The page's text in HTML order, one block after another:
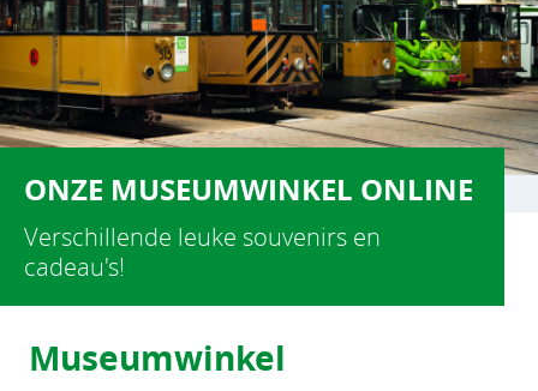
ONZE MUSEUMWINKEL ONLINE
Verschillende leuke souvenirs en
cadeau's!
Museumwinkel